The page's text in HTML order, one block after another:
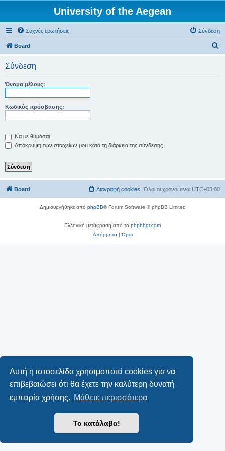
Αυτή η ιστοσελίδα χρησιμοποιεί cookies για να
επιβεβαιώσει ότι θα έχετε την καλύτερη δυνατή
εμπειρία χρήσης. Μάθετε περισσότερα
Το κατάλαβα!
University of the Aegean
Συχνές ερωτήσεις Σύνδεση
Board
Σύνδεση
Όνομα μέλους:
Κωδικός πρόσβασης:
Να με θυμάσαι
Απόκρυψη των στοιχείων μου κατά τη διάρκεια της σύνδεσης
Board Όλοι οι χρόνοι είναι UTC+03:00
Διαγραφή cookies
Δημιουργήθηκε από phpBB® Forum Software © phpBB Limited
Ελληνική μετάφραση από το phpbbgr.com
Απόρρητο|Όροι